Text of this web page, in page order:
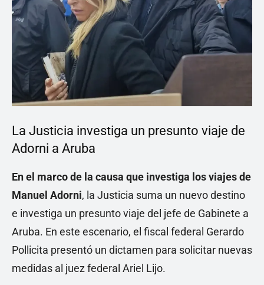
La Justicia investiga un presunto viaje de
Adorni a Aruba
En el marco de la causa que investiga los viajes de
Manuel Adorni, la Justicia suma un nuevo destino
e investiga un presunto viaje del jefe de Gabinete a
Aruba. En este escenario, el fiscal federal Gerardo
Pollicita presentó un dictamen para solicitar nuevas
medidas al juez federal Ariel Lijo.